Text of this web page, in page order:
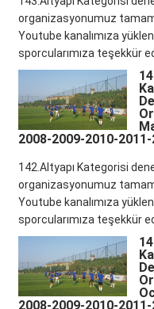
organizasyonumuz
Youtube kanalımıza
sporcularımıza teşekkür
2008-2009-2010-
142.Altyapı Kategorisi
organizasyonumuz
Youtube kanalımıza
sporcularımıza teşekkür
2008-2009-2010-